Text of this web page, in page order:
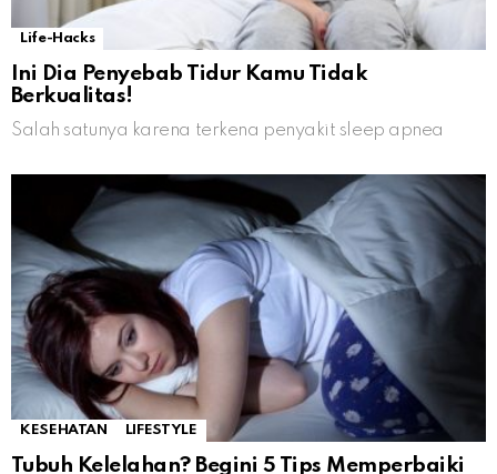
Life-Hacks
Ini Dia Penyebab Tidur Kamu Tidak
Berkualitas!
Salah satunya karena terkena penyakit sleep apnea
KESEHATAN LIFESTYLE
Tubuh Kelelahan? Begini 5 Tips Memperbaiki